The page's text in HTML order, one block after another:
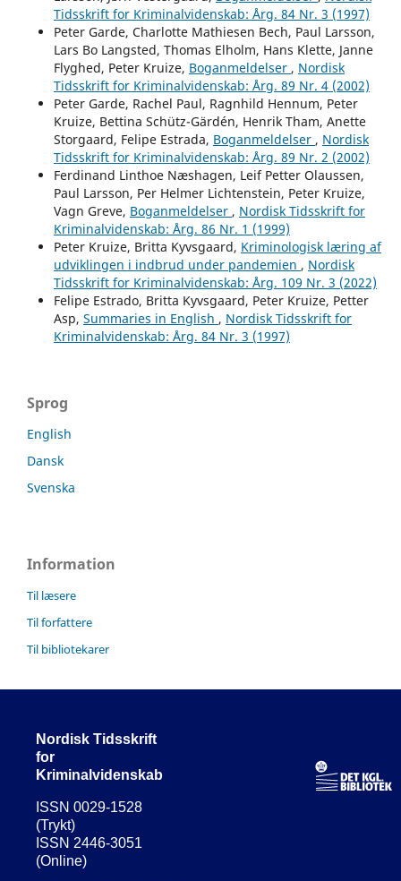
Tidsskrift for Kriminalvidenskab: Årg. 84 Nr. 3 (1997)
Peter Garde, Charlotte Mathiesen Bech, Paul Larsson,
Lars Bo Langsted, Thomas Elholm, Hans Klette, Janne
Flyghed, Peter Kruize, Boganmeldelser , Nordisk
Tidsskrift for Kriminalvidenskab: Årg. 89 Nr. 4 (2002)
Peter Garde, Rachel Paul, Ragnhild Hennum, Peter
Kruize, Bettina Schütz-Gärdén, Henrik Tham, Anette
Storgaard, Felipe Estrada, Boganmeldelser , Nordisk
Tidsskrift for Kriminalvidenskab: Årg. 89 Nr. 2 (2002)
Ferdinand Linthoe Næshagen, Leif Petter Olaussen,
Paul Larsson, Per Helmer Lichtenstein, Peter Kruize,
Vagn Greve, Boganmeldelser , Nordisk Tidsskrift for
Kriminalvidenskab: Årg. 86 Nr. 1 (1999)
Peter Kruize, Britta Kyvsgaard, Kriminologisk læring af
udviklingen i indbrud under pandemien , Nordisk
Tidsskrift for Kriminalvidenskab: Årg. 109 Nr. 3 (2022)
Felipe Estrado, Britta Kyvsgaard, Peter Kruize, Petter
Asp, Summaries in English , Nordisk Tidsskrift for
Kriminalvidenskab: Årg. 84 Nr. 3 (1997)
Sprog
English
Dansk
Svenska
Information
Til læsere
Til forfattere
Til bibliotekarer
Nordisk Tidsskrift
for
Kriminalvidenskab
ISSN 0029-1528
(Trykt)
ISSN 2446-3051
(Online)